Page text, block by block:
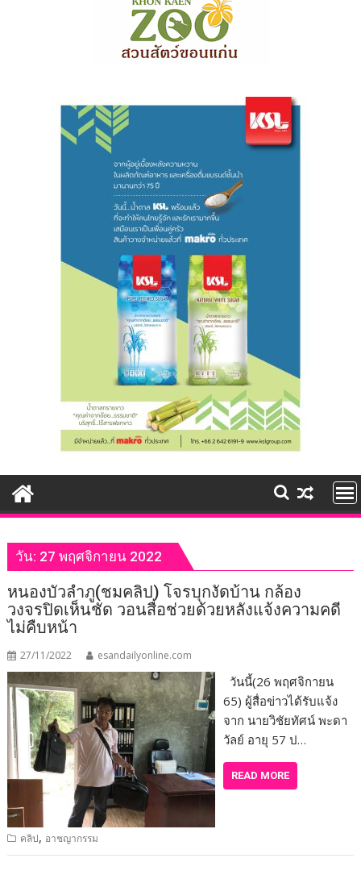
วัน: 27 พฤศจิกายน 2022
หนองบัวลำภู(ชมคลิป) โจรบุกงัดบ้าน กล้อง
วงจรปิดเห็นชัด วอนสื่อช่วยด้วยหลังแจ้งความคดี
ไม่คืบหน้า
27/11/2022 esandailyonline.com
วันนี้(26 พฤศจิกายน
65) ผู้สื่อข่าวได้รับแจ้ง
จาก นายวิชัยทัศน์ พะดา
วัลย์ อายุ 57 ป…
READ MORE
คลิป, อาชญากรรม